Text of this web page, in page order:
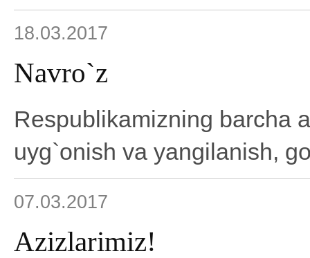
18.03.2017
Navro`z
Respublikamizning barcha
uyg`onish va yangilanish,
07.03.2017
Azizlarimiz!